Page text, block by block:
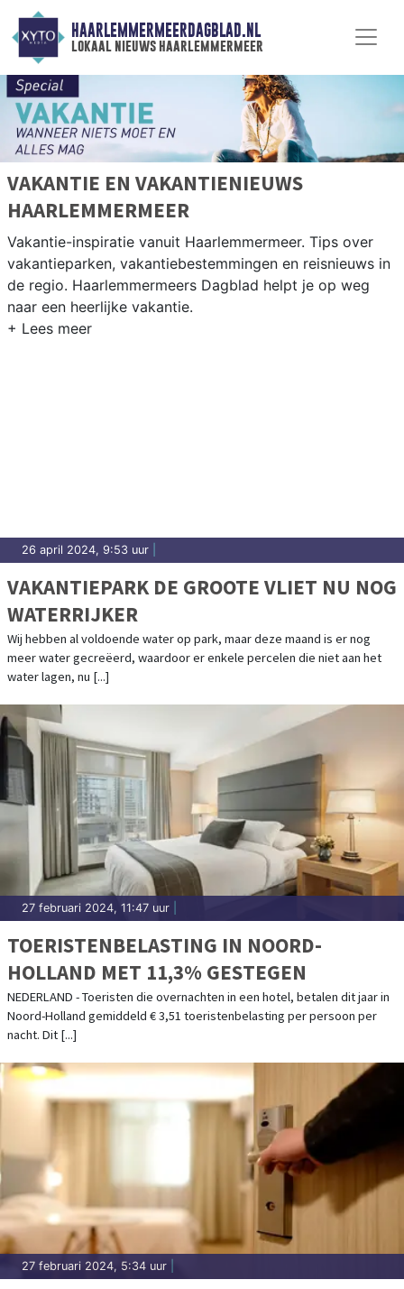
HAARLEMMERMEERDAGBLAD.NL
lokaal nieuws haarlemmermeer
VAKANTIE EN VAKANTIENIEUWS
HAARLEMMERMEER
Vakantie-inspiratie vanuit Haarlemmermeer. Tips over
vakantieparken, vakantiebestemmingen en reisnieuws in
de regio. Haarlemmermeers Dagblad helpt je op weg
naar een heerlijke vakantie.
26 april 2024, 9:53 uur
VAKANTIEPARK DE GROOTE VLIET NU NOG
WATERRIJKER
Wij hebben al voldoende water op park, maar deze maand is er nog
meer water gecreëerd, waardoor er enkele percelen die niet aan het
water lagen, nu [...]
27 februari 2024, 11:47 uur
TOERISTENBELASTING IN NOORD-
HOLLAND MET 11,3% GESTEGEN
NEDERLAND - Toeristen die overnachten in een hotel, betalen dit jaar in
Noord-Holland gemiddeld € 3,51 toeristenbelasting per persoon per
nacht. Dit [...]
27 februari 2024, 5:34 uur